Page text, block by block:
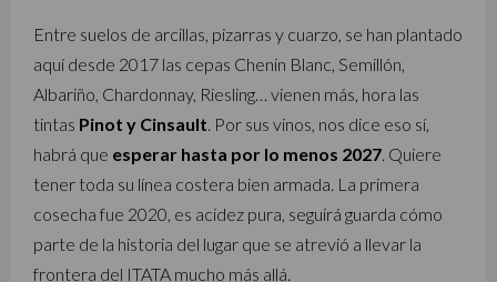
Entre suelos de arcillas, pizarras y cuarzo, se han plantado
aquí desde 2017 las cepas Chenin Blanc, Semillón,
Albariño, Chardonnay, Riesling… vienen más, hora las
tintas Pinot y Cinsault. Por sus vinos, nos dice eso sí,
habrá que esperar hasta por lo menos 2027. Quiere
tener toda su línea costera bien armada. La primera
cosecha fue 2020, es acidez pura, seguirá guarda cómo
parte de la historia del lugar que se atrevió a llevar la
frontera del ITATA mucho más allá.